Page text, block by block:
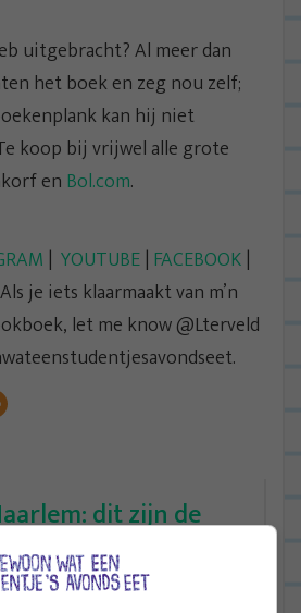
uitgebracht? Al meer dan
het boek en zeg nou zelf;
kan hij niet
koop bij vrijwel alle grote
en Bol.com.
| YOUTUBE | FACEBOOK |
je iets klaarmaakt van m’n
let me know @Lterveld
dit zijn de